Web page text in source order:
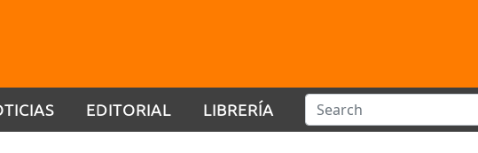
EDITORIAL LIBRERÍA